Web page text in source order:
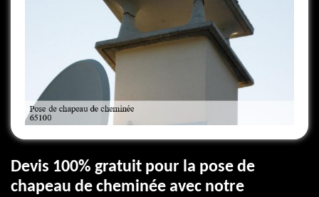
Devis 100% gratuit pour la pose de
chapeau de cheminée avec notre